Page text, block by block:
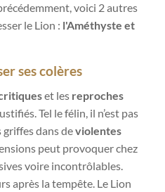
voici 2 autres
le Lion : l'Améthyste et
ses colères
et les reproches
Tel le félin, il n’est pas
griffes dans deviolentes
peut provoquer chez
voire incontrôlables.
après la tempête. Le Lion